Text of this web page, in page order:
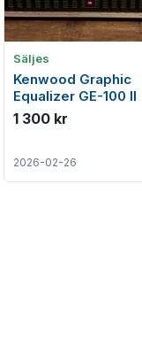
Säljes
Kenwood Graphic
Equalizer GE-100 II
1 300 kr
2026-02-26